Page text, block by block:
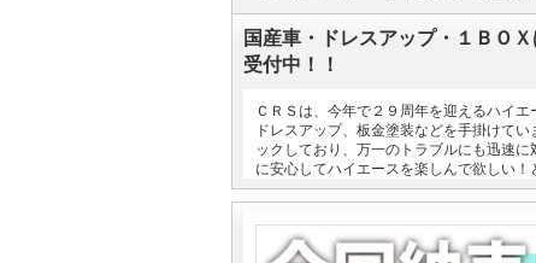
国産車・ドレスアップ・１ＢＯ
受付中！！
ＣＲＳは、今年で２９周年を迎えるハイ
ドレスアップ、板金塗装などを手掛けて
ックしており、万一のトラブルにも迅速
に安心してハイエースを楽しんで欲しい！